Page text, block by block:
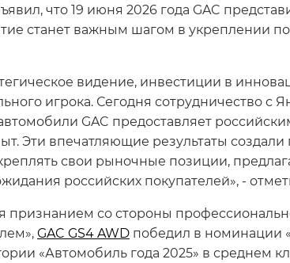
что 19 июня 2026 года GAC
станет важным шагом в укреплении
видение, инвестиции в
игрока. Сегодня сотрудничество с
GAC предоставляет
Эти впечатляющие результаты
свои рыночные позиции,
российских покупателей», -
признанием со стороны
GAC GS4 AWD победил в номинации
«Автомобиль года 2025» в среднем